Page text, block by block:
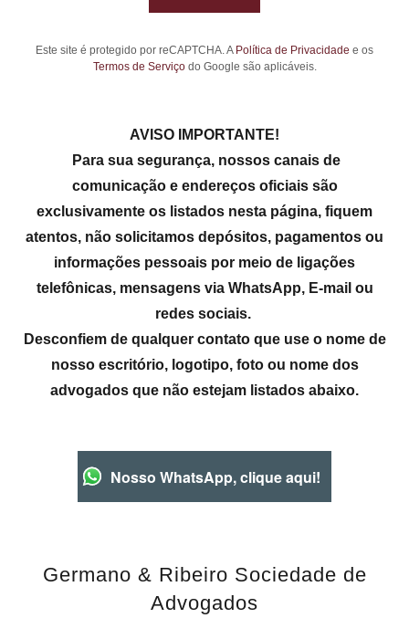
Este site é protegido por reCAPTCHA. A Política de Privacidade e os
Termos de Serviçodo Google são aplicáveis.
AVISO IMPORTANTE!
Para sua segurança, nossos canais de
comunicação e endereços oficiais são
exclusivamente os listados nesta página, fiquem
atentos, não solicitamos depósitos, pagamentos ou
informações pessoais por meio de ligações
telefônicas, mensagens via WhatsApp, E-mail ou
redes sociais.
Desconfiem de qualquer contato que use o nome de
nosso escritório, logotipo, foto ou nome dos
advogados que não estejam listados abaixo.
Nosso WhatsApp, clique aqui!
Germano & Ribeiro Sociedade de
Advogados